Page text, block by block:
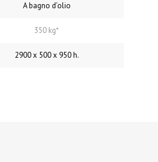
A bagno d’olio
350 kg*
2900 x 500 x 950 h.